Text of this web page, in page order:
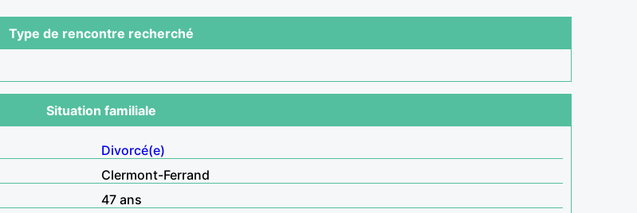
Type de rencontre recherché
Situation familiale
Divorcé(e)
Clermont-Ferrand
47 ans